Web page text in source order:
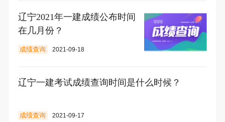
辽宁2021年一建成绩公布时间
在几月份？
成绩查询 2021-09-18
辽宁一建考试成绩查询时间是什么时候？
成绩查询 2021-09-17